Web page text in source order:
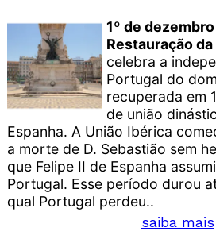
1º de dezembro
Restauração
celebra a
Portugal do
recuperada em
de união
Espanha. A União Ibérica
a morte de D. Sebastião sem
que Felipe II de Espanha
Portugal. Esse período durou
qual Portugal perdeu..
saiba mais